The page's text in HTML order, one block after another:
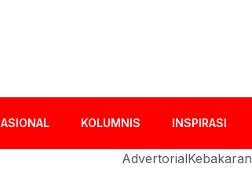
KOLUMNIS INSPIRASI
AdvertorialKebakaran